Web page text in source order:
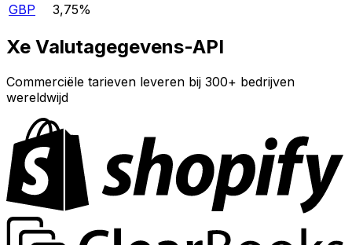
GBP
3,75%
Xe Valutagegevens-API
Commerciële tarieven leveren bij 300+ bedrijven
wereldwijd